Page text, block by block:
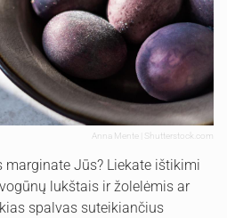
Anna Mente | Shutterstock.com
marginate Jūs? Liekate ištikimi
lukštais ir žolelėmis ar
spalvas suteikiančius